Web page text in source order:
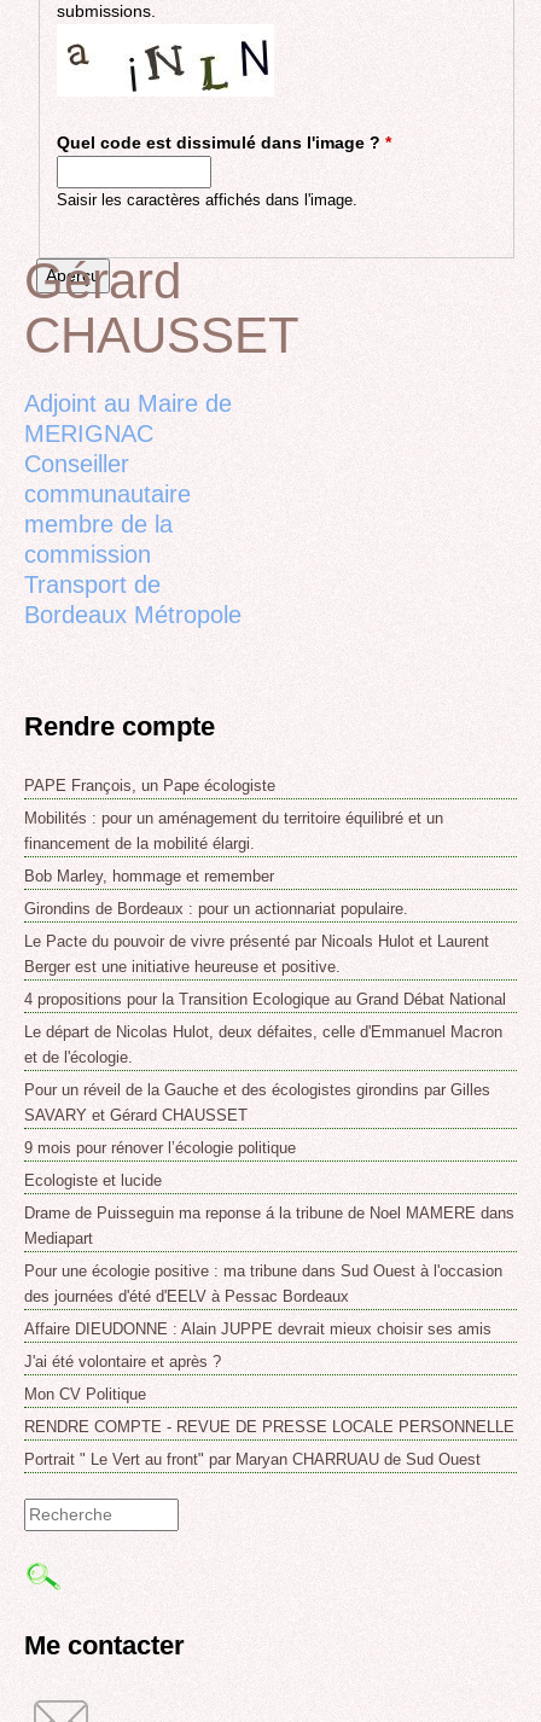
submissions.
Quel code est dissimulé dans l'image ? *
Saisir les caractères affichés dans l'image.
Back
to
Gérard
CHAUSSET
Adjoint au Maire de
MERIGNAC
Conseiller
communautaire
membre de la
commission
Transport de
Bordeaux Métropole
Rendre compte
PAPE François, un Pape écologiste
Mobilités : pour un aménagement du territoire équilibré et un
financement de la mobilité élargi.
Bob Marley, hommage et remember
Girondins de Bordeaux : pour un actionnariat populaire.
Le Pacte du pouvoir de vivre présenté par Nicoals Hulot et Laurent
Berger est une initiative heureuse et positive.
4 propositions pour la Transition Ecologique au Grand Débat National
Le départ de Nicolas Hulot, deux défaites, celle d'Emmanuel Macron
et de l'écologie.
Pour un réveil de la Gauche et des écologistes girondins par Gilles
SAVARY et Gérard CHAUSSET
9 mois pour rénover l’écologie politique
Ecologiste et lucide
Drame de Puisseguin ma reponse á la tribune de Noel MAMERE dans
Mediapart
Pour une écologie positive : ma tribune dans Sud Ouest à l'occasion
des journées d'été d'EELV à Pessac Bordeaux
Affaire DIEUDONNE : Alain JUPPE devrait mieux choisir ses amis
J'ai été volontaire et après ?
Mon CV Politique
RENDRE COMPTE - REVUE DE PRESSE LOCALE PERSONNELLE
Portrait " Le Vert au front" par Maryan CHARRUAU de Sud Ouest
de
recherche
Me contacter